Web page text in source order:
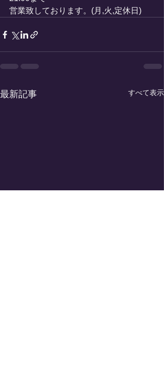
営業致しております。(月,火,定休日)
最新記事 すべて表示